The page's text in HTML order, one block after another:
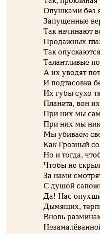
Опушками без
Запущенные
Так начинают
Продажных
Так
Талантливые
А их уводят
И подтасовка
Их губы сухо
Планета, вон
При них мы
При них мы
Мы убиваем
Как Грозный
Но и тогда,
Чтобы не
За нами
С душой
Да! Нас
Дымящих,
Вновь